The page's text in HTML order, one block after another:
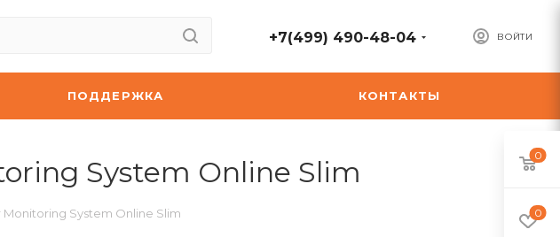
ВОЙТИ
+7(499) 490-48-04
ПОДДЕРЖКА КОНТАКТЫ
System Online Slim
System Online Slim
0
0